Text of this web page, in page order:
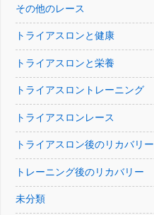
その他のレース
トライアスロンと健康
トライアスロンと栄養
トライアスロントレーニング
トライアスロンレース
トライアスロン後のリカバリー
トレーニング後のリカバリー
未分類